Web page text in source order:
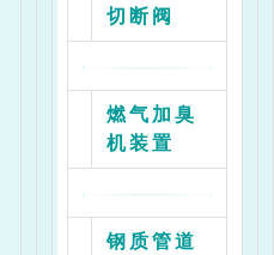
切断阀
燃气加臭
机装置
钢质管道